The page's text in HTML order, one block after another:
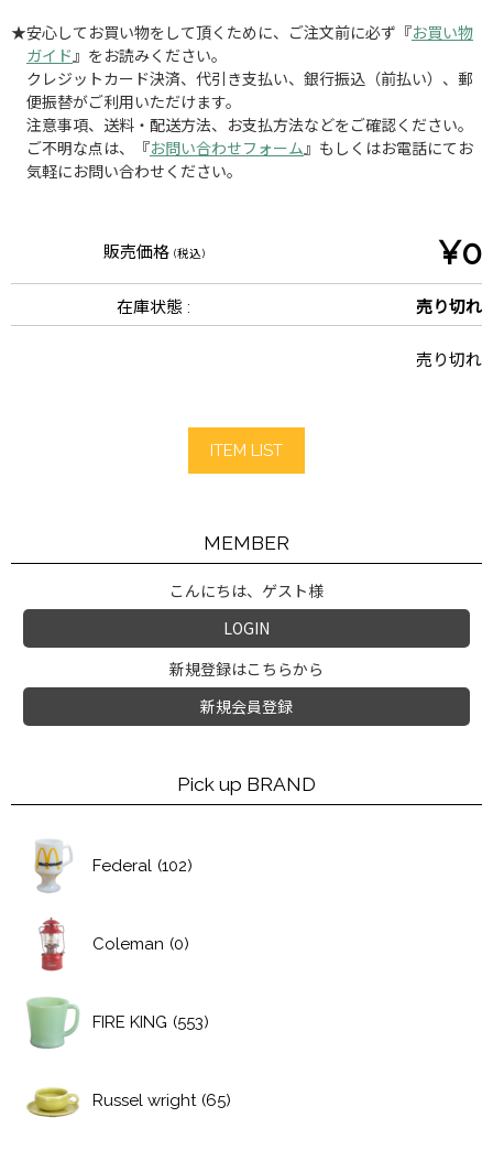
★安心してお買い物をして頂くために、ご注文前に必ず『お買い物
ガイド 』をお読みください。
クレジットカード決済、代引き支払い、銀行振込（前払い）、郵
便振替がご利用いただけます。
注意事項、送料・配送方法、お支払方法などをご確認ください。
ご不明な点は、『お問い合わせフォーム 』もしくはお電話にてお
気軽にお問い合わせください。
販売価格 (税込) ¥0
在庫状態 : 売り切れ
売り切れ
ITEM LIST
MEMBER
こんにちは、ゲスト様
LOGIN
新規登録はこちらから
新規会員登録
Pick up BRAND
Federal (102)
Coleman (0)
FIRE KING (553)
Russel wright (65)